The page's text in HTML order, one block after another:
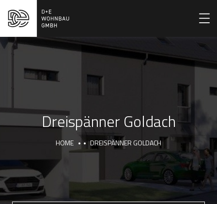
Dreispänner Goldach
HOME DREISPÄNNER GOLDACH